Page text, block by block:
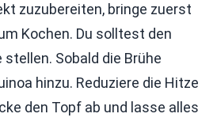
zuzubereiten, bringe zuerst
Kochen. Du solltest den
Sobald die Brühe
hinzu. Reduziere die Hitze
den Topf ab und lasse alles